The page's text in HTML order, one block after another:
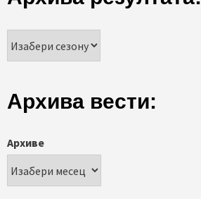
Архива вести:
Архиве